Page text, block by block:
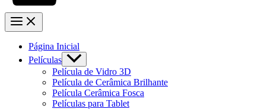
Página Inicial
Películas
Película de Vidro 3D
Película de Cerâmica Brilhante
Película Cerâmica Fosca
Películas para Tablet